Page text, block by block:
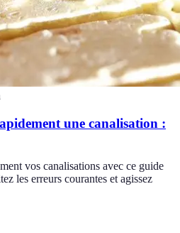
une canalisation :
vos canalisations avec ce guide
les erreurs courantes et agissez